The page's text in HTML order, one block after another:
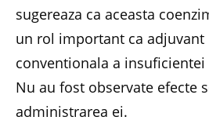
sugereaza ca aceasta
un rol important ca adjuvant
conventionala a
Nu au fost observate efecte
administrarea ei.